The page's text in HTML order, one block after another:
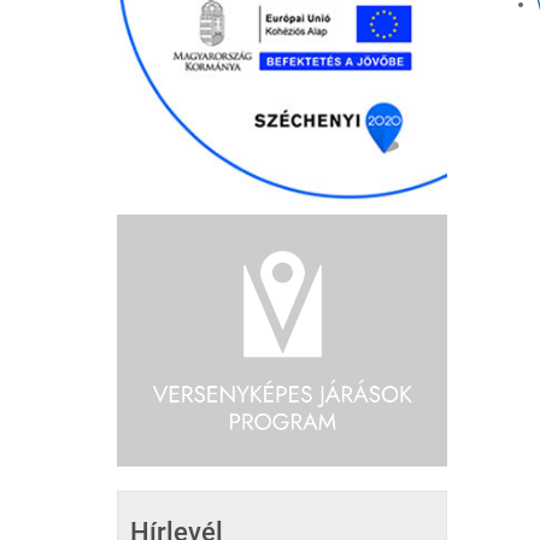
Hírlevél